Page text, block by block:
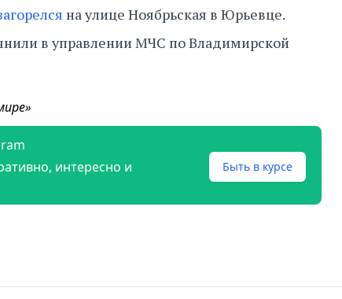
на улице Ноябрьская в Юрьевце.
в управлении МЧС по Владимирской
интересно и
Быть в курсе